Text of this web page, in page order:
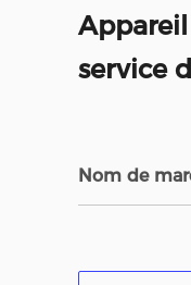
Appareil
service
Nom de